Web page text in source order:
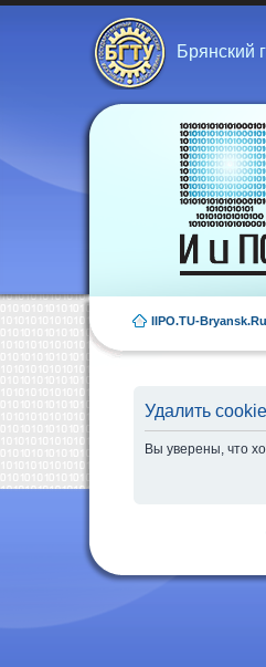
Брянский
IIPO.TU-Bryansk.Ru
Удалить
Вы уверены, что